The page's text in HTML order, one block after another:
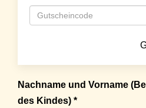
Nachname und Vorname
des Kindes) *